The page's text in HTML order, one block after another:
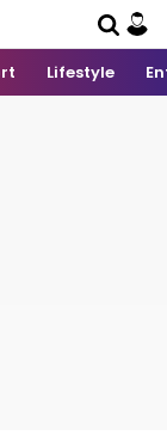
Lifestyle